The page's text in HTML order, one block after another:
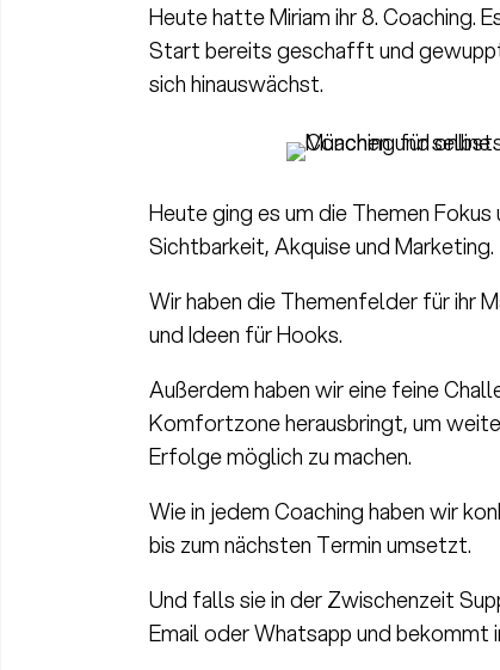
Heute hatte Miriam ihr 8. Coaching.
Start bereits geschafft und
sich hinauswächst.
Heute ging es um die Themen
Sichtbarkeit, Akquise und Marketing.
Wir haben die Themenfelder für ihr
und Ideen für Hooks.
Außerdem haben wir eine feine
Komfortzone herausbringt, um
Erfolge möglich zu machen.
Wie in jedem Coaching haben wir
bis zum nächsten Termin umsetzt.
Und falls sie in der Zwischenzeit
Email oder Whatsapp und